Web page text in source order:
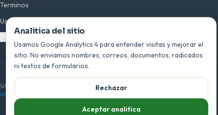
Terminos
Uso de imagen
© 2026 INEPLAVI · San Bernardo del Viento, Córdoba · Colombia
Sitio oficial de la Institución Educativa Playas del Viento —
ieplayasdelviento.edu.co
Analitica del sitio
Usamos Google Analytics 4 para entender visitas y mejorar el
sitio. No enviamos nombres, correos, documentos, radicados
ni textos de formularios.
Rechazar
Aceptar analitica